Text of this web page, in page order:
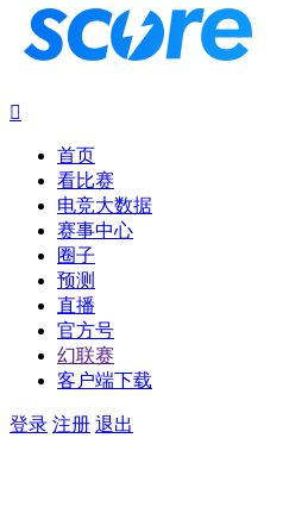

首页
看比赛
电竞大数据
赛事中心
圈子
预测
直播
官方号
幻联赛
客户端下载
登录 注册 退出